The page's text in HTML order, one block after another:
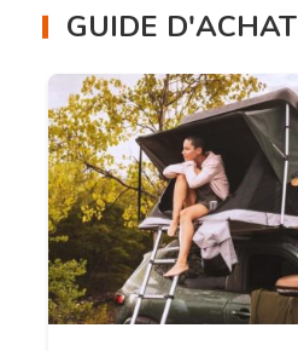
GUIDE D'ACHAT